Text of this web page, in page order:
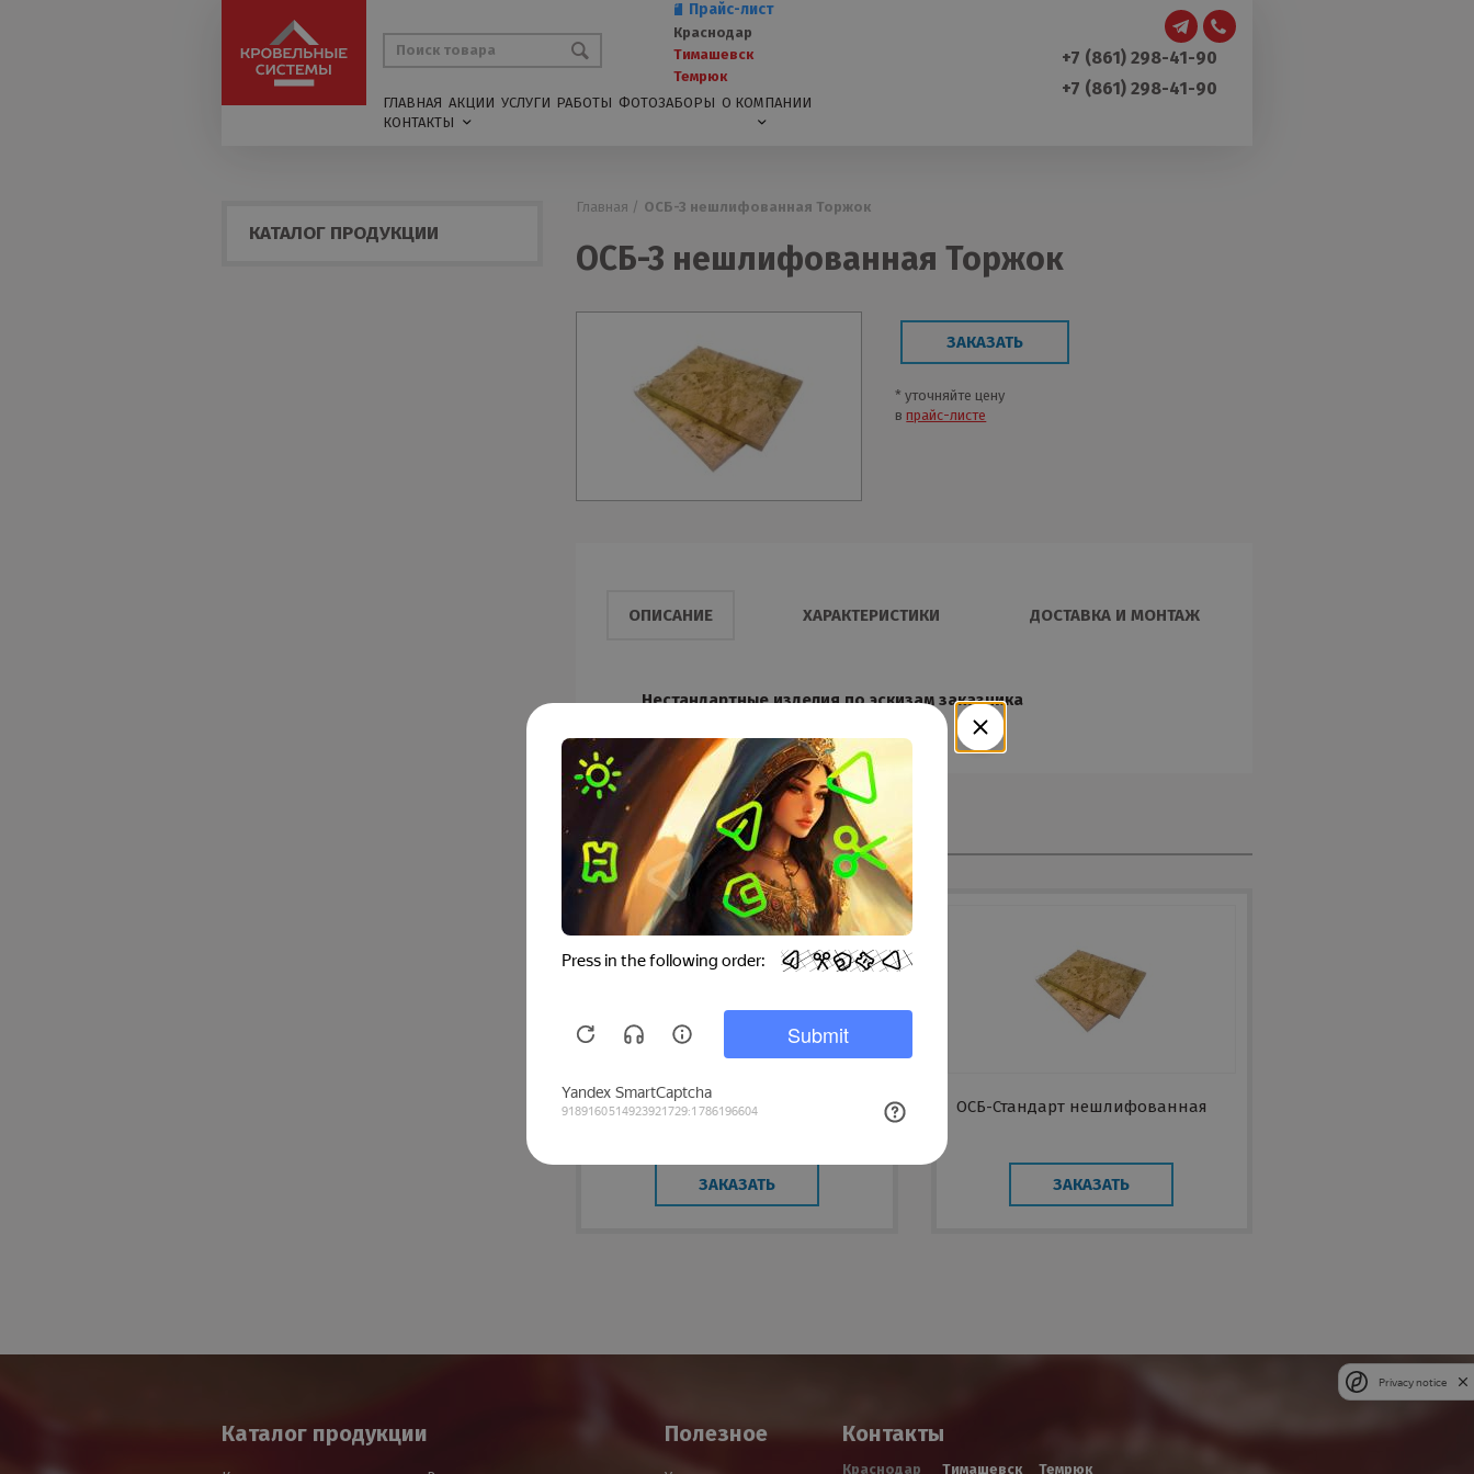
Прайс-лист
Краснодар
Тимашевск
Темрюк
ГЛАВНАЯ АКЦИИ УСЛУГИ РАБОТЫ ФОТОЗАБОРЫ О КОМПАНИИ
КОНТАКТЫ
+7 (861) 298-41-90
+7 (861) 298-41-90
КАТАЛОГ ПРОДУКЦИИ
Главная / ОСБ-3 нешлифованная Торжок
ОСБ-3 нешлифованная Торжок
ЗАКАЗАТЬ
* уточняйте цену
впрайс-листе
ОПИСАНИЕ ХАРАКТЕРИСТИКИ ДОСТАВКА И МОНТАЖ
Нестандартные изделия по эскизам заказчика
Смотрите также
ОСБ-Basic нешлифованная
ЗАКАЗАТЬ
ОСБ-Стандарт нешлифованная
ЗАКАЗАТЬ
Каталог продукции Полезное Контакты
Краснодар Тимашевск Темрюк
Privacy notice